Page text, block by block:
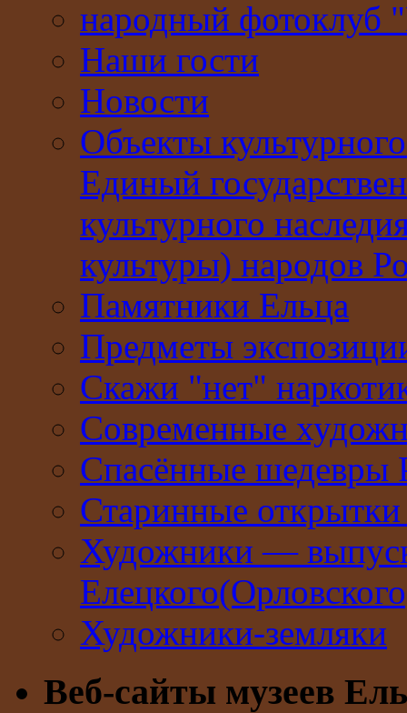
народный фотоклуб
Наши гости
Новости
Объекты
Единый
культурного
культуры) народов
Памятники Ельца
Предметы
Скажи "нет"
Современные
Спасённые шедевры
Старинные
Художники —
Художники-земляки
Веб-сайты музеев